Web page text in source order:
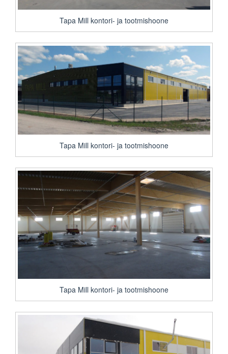
Tapa Mill kontori- ja tootmishoone
Tapa Mill kontori- ja tootmishoone
Tapa Mill kontori- ja tootmishoone